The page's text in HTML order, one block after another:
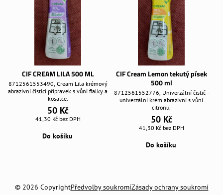
CIF CREAM LILA 500 ML
8712561553490, Cream Lila krémový
abrazivní čisticí přípravek s vůní fialky a
kosatce.
50 Kč
41,30 Kč bez DPH
Do košíku
CIF Cream Lemon tekutý písek
500 ml
8712561552776, Univerzální čistič -
univerzální krém abrazivní s vůní
citronu.
50 Kč
41,30 Kč bez DPH
Do košíku
© 2026 CopyrightPředvolby soukromíZásady ochrany soukromí